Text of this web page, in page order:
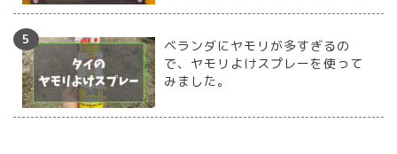
ベランダにヤモリが多すぎるの
で、ヤモリよけスプレーを使って
みました。